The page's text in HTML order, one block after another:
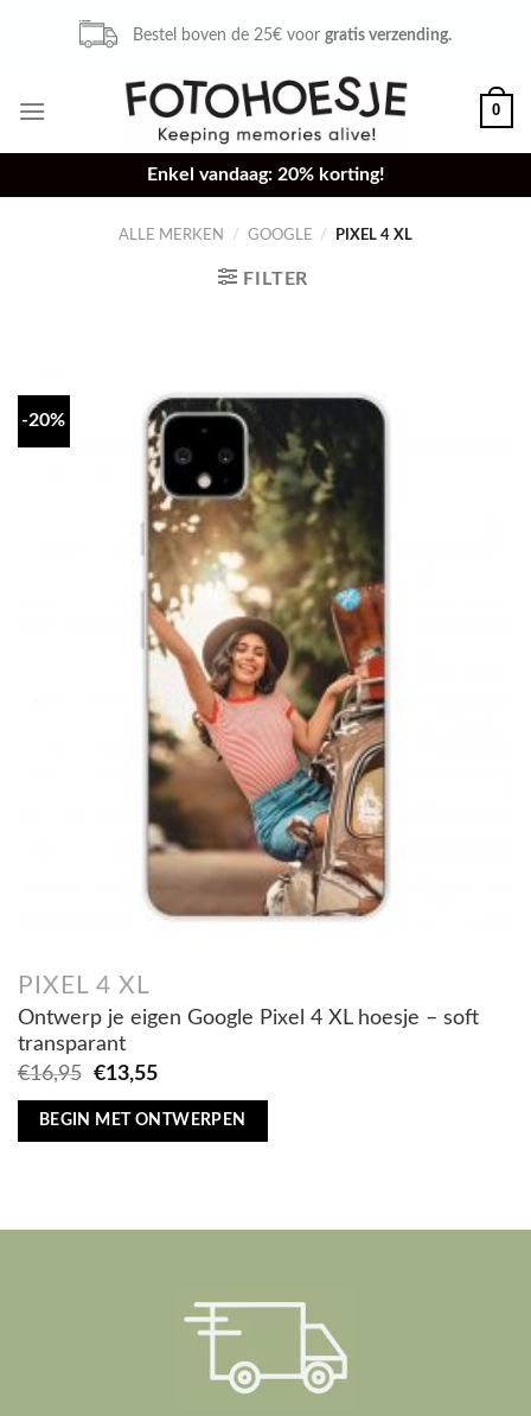
Bestel voor 16u, zelfde dag verzonden.
0
Enkel vandaag: 20% korting!
ALLE MERKEN / GOOGLE / PIXEL 4 XL
FILTER
-20%
PIXEL 4 XL
Ontwerp je eigen Google Pixel 4 XL hoesje – soft
transparant
€16,95
Oorspronkelijke
was:
€13,55Huidige
is:
BEGIN MET ONTWERPEN